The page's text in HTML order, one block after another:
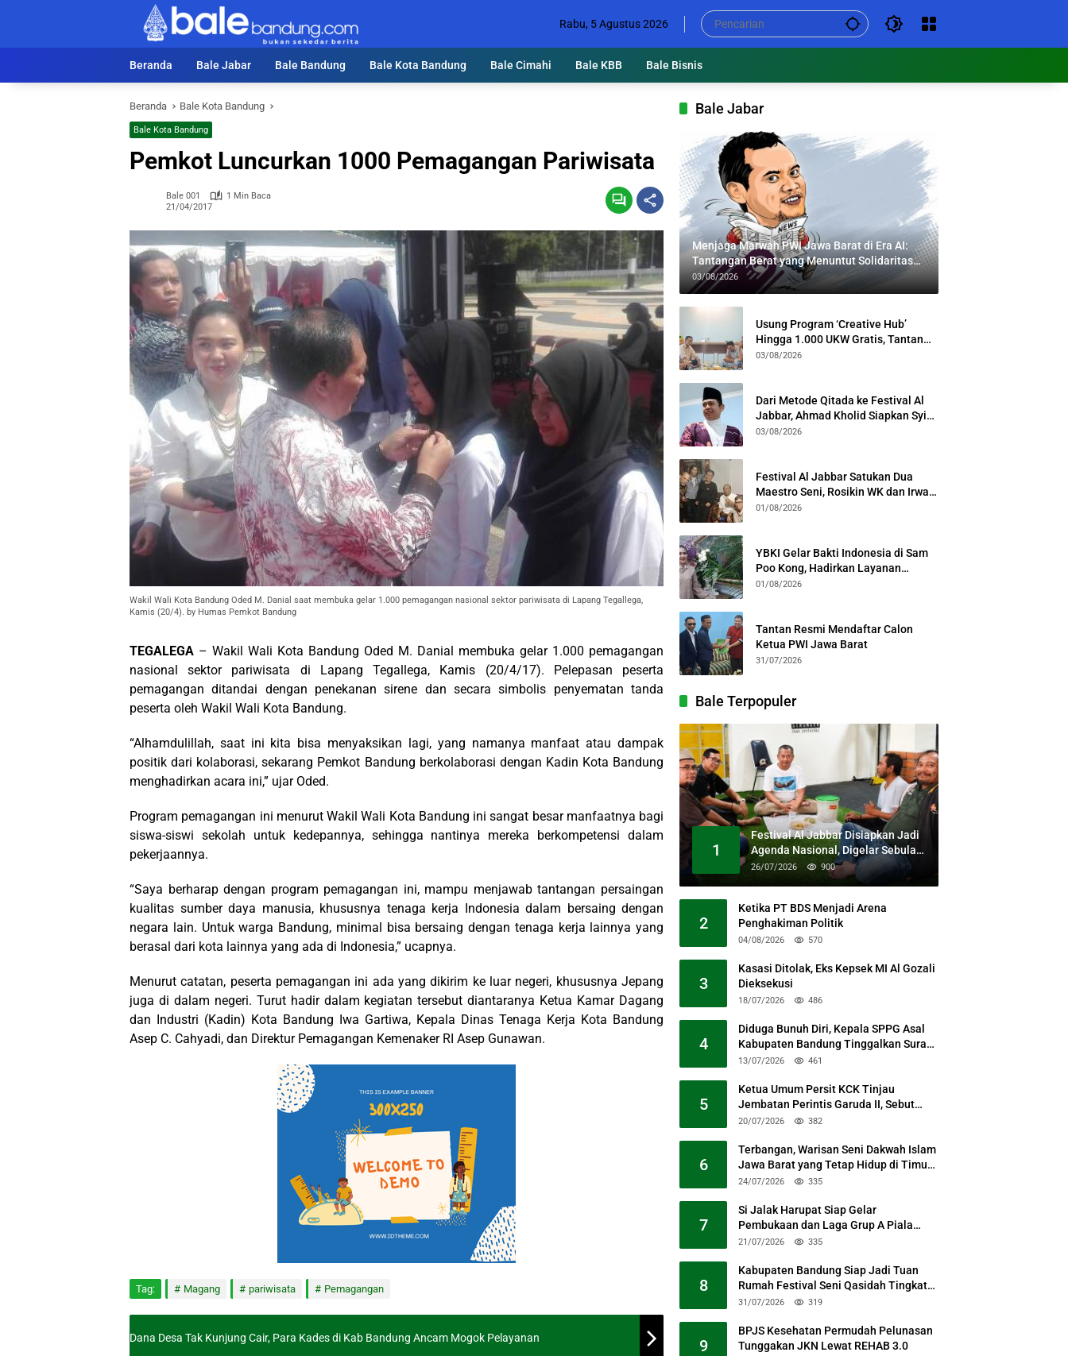
Rabu, 5 Agustus 2026
Beranda Bale Jabar Bale Bandung Bale Kota Bandung Bale Cimahi Bale KBB Bale Bisnis
Beranda Bale Kota Bandung
Bale Kota Bandung
Pemkot Luncurkan 1000 Pemagangan Pariwisata
Bale 001
1 Min Baca
21/04/2017
Wakil Wali Kota Bandung Oded M. Danial saat membuka gelar 1.000 pemagangan nasional sektor pariwisata di Lapang Tegallega,
Kamis (20/4). by Humas Pemkot Bandung
TEGALEGA – Wakil Wali Kota Bandung Oded M. Danial membuka gelar 1.000 pemagangan
nasional sektor pariwisata di Lapang Tegallega, Kamis (20/4/17). Pelepasan peserta
pemagangan ditandai dengan penekanan sirene dan secara simbolis penyematan tanda
peserta oleh Wakil Wali Kota Bandung.
“Alhamdulillah, saat ini kita bisa menyaksikan lagi, yang namanya manfaat atau dampak
positik dari kolaborasi, sekarang Pemkot Bandung berkolaborasi dengan Kadin Kota Bandung
menghadirkan acara ini,” ujar Oded.
Program pemagangan ini menurut Wakil Wali Kota Bandung ini sangat besar manfaatnya bagi
siswa-siswi sekolah untuk kedepannya, sehingga nantinya mereka berkompetensi dalam
pekerjaannya.
“Saya berharap dengan program pemagangan ini, mampu menjawab tantangan persaingan
kualitas sumber daya manusia, khususnya tenaga kerja Indonesia dalam bersaing dengan
negara lain. Untuk warga Bandung, minimal bisa bersaing dengan tenaga kerja lainnya yang
berasal dari kota lainnya yang ada di Indonesia,” ucapnya.
Menurut catatan, peserta pemagangan ini ada yang dikirim ke luar negeri, khususnya Jepang
juga di dalam negeri. Turut hadir dalam kegiatan tersebut diantaranya Ketua Kamar Dagang
dan Industri (Kadin) Kota Bandung Iwa Gartiwa, Kepala Dinas Tenaga Kerja Kota Bandung
Asep C. Cahyadi, dan Direktur Pemagangan Kemenaker RI Asep Gunawan.
Tag: Magang pariwisata Pemagangan
Dana Desa Tak Kunjung Cair, Para Kades di Kab Bandung Ancam Mogok Pelayanan
Bale Jabar
Menjaga Marwah PWI Jawa Barat di Era AI:
Tantangan Berat yang Menuntut Solidaritas
Lintas Generasi
03/08/2026
Usung Program ‘Creative Hub’
Hingga 1.000 UKW Gratis, Tantan
Sulthon Paparkan Visi PWI Jabar di
03/08/2026
Dari Metode Qitada ke Festival Al
Jabbar, Ahmad Kholid Siapkan Syiar
Al-Qur’an Lewat Nada
03/08/2026
Festival Al Jabbar Satukan Dua
Maestro Seni, Rosikin WK dan Irwan
Guntari Garap Pertunjukan Kolosal
01/08/2026
YBKI Gelar Bakti Indonesia di Sam
Poo Kong, Hadirkan Layanan
Kesehatan Gratis dan Dialog
01/08/2026
Tantan Resmi Mendaftar Calon
Ketua PWI Jawa Barat
31/07/2026
Bale Terpopuler
1
Festival Al Jabbar Disiapkan Jadi
Agenda Nasional, Digelar Sebulan
Penuh di Kawasan Masjid Raya Al
26/07/2026 900
2
Ketika PT BDS Menjadi Arena
Penghakiman Politik
04/08/2026 570
3
Kasasi Ditolak, Eks Kepsek MI Al Gozali
Dieksekusi
18/07/2026 486
4
Diduga Bunuh Diri, Kepala SPPG Asal
Kabupaten Bandung Tinggalkan Surat
Permohonan Maaf
13/07/2026 461
5
Ketua Umum Persit KCK Tinjau
Jembatan Perintis Garuda II, Sebut
Simbol Kebersamaan TNI dan Rakyat
20/07/2026 382
6
Terbangan, Warisan Seni Dakwah Islam
Jawa Barat yang Tetap Hidup di Timur
Kabupaten Bandung
24/07/2026 335
7
Si Jalak Harupat Siap Gelar
Pembukaan dan Laga Grup A Piala
Presiden 2026 Sabtu Mendatang
21/07/2026 335
8
Kabupaten Bandung Siap Jadi Tuan
Rumah Festival Seni Qasidah Tingkat
Nasional
31/07/2026 319
9
BPJS Kesehatan Permudah Pelunasan
Tunggakan JKN Lewat REHAB 3.0